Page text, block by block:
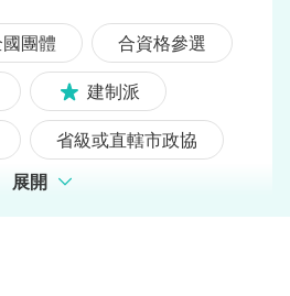
團體
合資格參選
建制派
省級或直轄市政協
展開